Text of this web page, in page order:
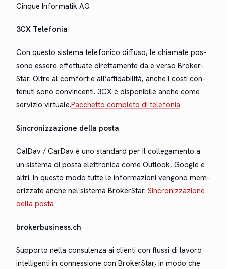
Cinque Infor­matik AG
3CX Tele­fo­nia
Con questo sis­tema tele­fon­i­co dif­fu­so, le chia­mate pos­
sono essere effet­tuate diret­ta­mente da e ver­so Bro­ker­
Star. Oltre al com­fort e all’af­fid­abil­ità, anche i costi con­
tenu­ti sono con­vin­cen­ti. 3CX è disponi­bile anche come
servizio vir­tuale.Pac­chet­to com­ple­to di telefonia
Sin­croniz­zazione del­la pos­ta
Cal­Dav / Car­Dav è uno stan­dard per il col­lega­men­to a
un sis­tema di pos­ta elet­tron­i­ca come Out­look, Google e
altri. In questo modo tutte le infor­mazioni ven­gono mem­
o­riz­zate anche nel sis­tema Bro­ker­Star. Sin­croniz­zazione
del­la posta
brokerbusiness.ch
Sup­por­to nel­la con­sulen­za ai cli­en­ti con flus­si di lavoro
intel­li­gen­ti in con­nes­sione con Bro­ker­Star, in modo che